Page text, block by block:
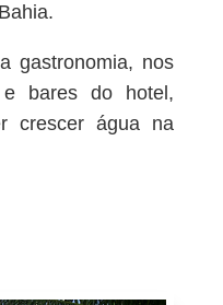
gastronomia, nos
e bares do hotel,
crescer água na